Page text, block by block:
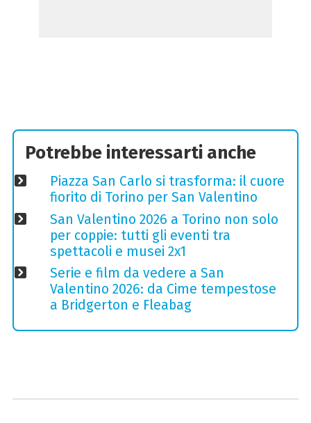
Potrebbe interessarti anche
Piazza San Carlo si trasforma: il cuore
fiorito di Torino per San Valentino
San Valentino 2026 a Torino non solo
per coppie: tutti gli eventi tra
spettacoli e musei 2x1
Serie e film da vedere a San
Valentino 2026: da Cime tempestose
a Bridgerton e Fleabag